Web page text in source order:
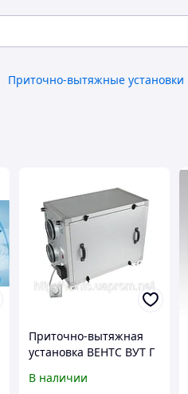
Приточно-вытяжные установки
Приточно-вытяжная
установка ВЕНТС ВУТ Г
В наличии